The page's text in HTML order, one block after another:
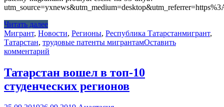
Читать далее
Мигрант, Новости, Регионы, Республика Татарстанмигрант,
Татарстан, трудовые патенты мигрантамОставить
комментарий
Татарстан вошел в топ-10
студенческих регионов